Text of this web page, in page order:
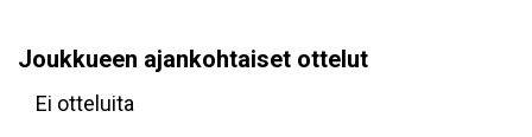
Joukkueen ajankohtaiset ottelut
Ei otteluita